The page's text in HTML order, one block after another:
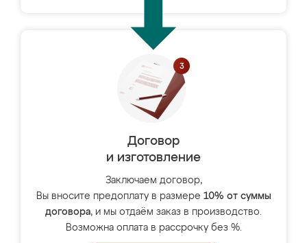
Договор
и изготовление
Заключаем договор,
Вы вносите предоплату в размере 10% от суммы
договора, и мы отдаём заказ в производство.
Возможна оплата в рассрочку без %.